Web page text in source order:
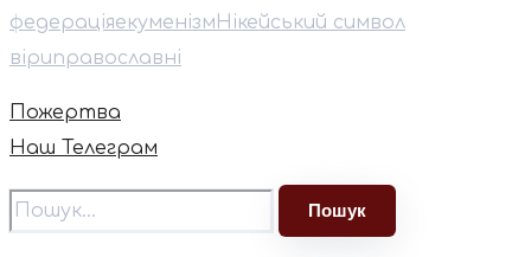
федераціяекуменізм Нікейський символ
віриправославні
Пожертва
Наш Телеграм